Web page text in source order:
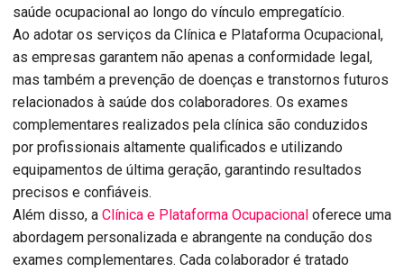
saúde ocupacional ao longo do vínculo empregatício.
Ao adotar os serviços da Clínica e Plataforma Ocupacional,
as empresas garantem não apenas a conformidade legal,
mas também a prevenção de doenças e transtornos futuros
relacionados à saúde dos colaboradores. Os exames
complementares realizados pela clínica são conduzidos
por profissionais altamente qualificados e utilizando
equipamentos de última geração, garantindo resultados
precisos e confiáveis.
Além disso, a Clínica e Plataforma Ocupacional oferece uma
abordagem personalizada e abrangente na condução dos
exames complementares. Cada colaborador é tratado